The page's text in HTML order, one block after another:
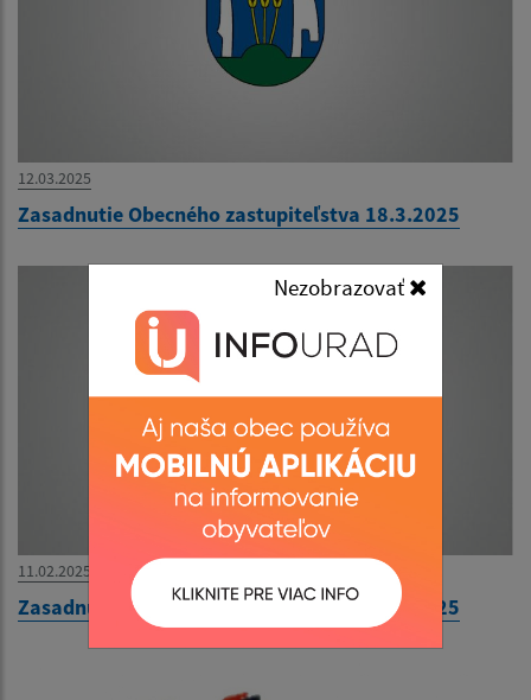
Nezobrazovať
12.03.2025
Zasadnutie Obecného zastupiteľstva 18.3.2025
11.02.2025
Zasadnutie Obecného zastupiteľstva 13.2.2025